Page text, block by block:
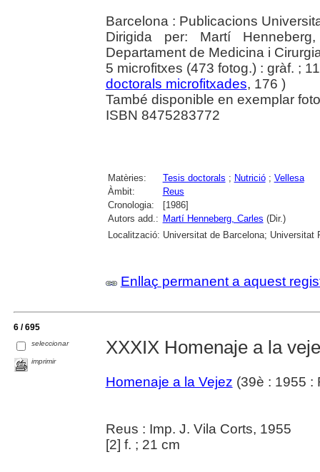
Barcelona : Publicacions
Dirigida per: Martí
Departament de Medicina i
5 microfitxes (473 fotog.) : gràf. ;
doctorals microfitxades, 176 )
També disponible en exemplar
ISBN 8475283772
Matèries: Tesis doctorals ; Nutrició; Vellesa
Àmbit:
Reus
Cronologia:
[1986]
Autors add.: Martí Henneberg, Carles (Dir.)
Localització: Universitat de Barcelona; Universitat
Enllaç permanent a aquest
6 / 695
seleccionar
imprimir
XXXIX Homenaje a la
Homenaje a la Vejez (39è : 1955 :
Reus : Imp. J. Vila Corts, 1955
[2] f. ; 21 cm